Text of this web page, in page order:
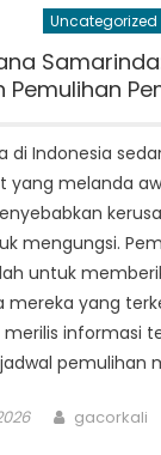
Uncategorized
Pemulihan
di Indonesia
melanda
mengungsi.
untuk
mereka yang
informasi
pemulihan
Author
gacorkali